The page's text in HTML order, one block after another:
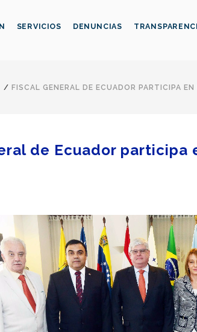
SERVICIOS DENUNCIAS
/ FISCAL GENERAL DE ECUADOR PARTICIPA
de Ecuador participa